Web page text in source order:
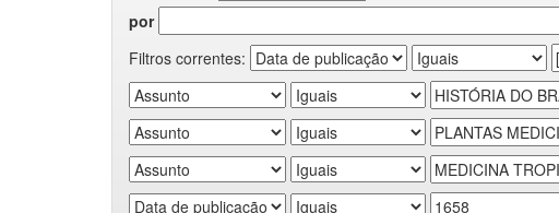
por
Filtros correntes: